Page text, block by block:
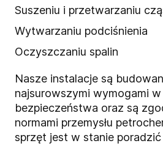
Suszeniu i przetwarzaniu
Wytwarzaniu podciśnienia
Oczyszczaniu spalin
Nasze instalacje są
najsurowszymi wymogami
bezpieczeństwa oraz są
normami przemysłu
sprzęt jest w stanie